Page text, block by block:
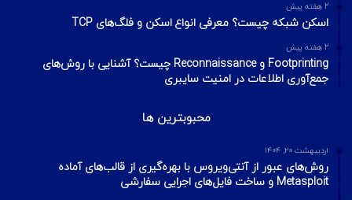
2 هفته پیش
اسکن شبکه چیست؟ معرفی انواع اسکن و فلگ‌های TCP
2 هفته پیش
Footprinting و Reconnaissance چیست؟ آشنایی با روش‌های
جمع‌آوری اطلاعات در امنیت سایبری
محبوبترین ها
اردیبهشت ۲۰, ۱۴۰۴
روش‌های عبور از آنتی‌ویروس با بهره‌گیری از قالب‌های آماده
Metasploit و ساخت فایل‌های اجرایی سفارشی